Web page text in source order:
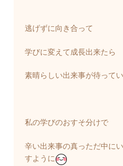
逃げずに向き合って
学びに変えて成長出来たら
素晴らしい出来事が待って
私の学びのおすそ分けで
辛い出来事の真っただ中に
すように